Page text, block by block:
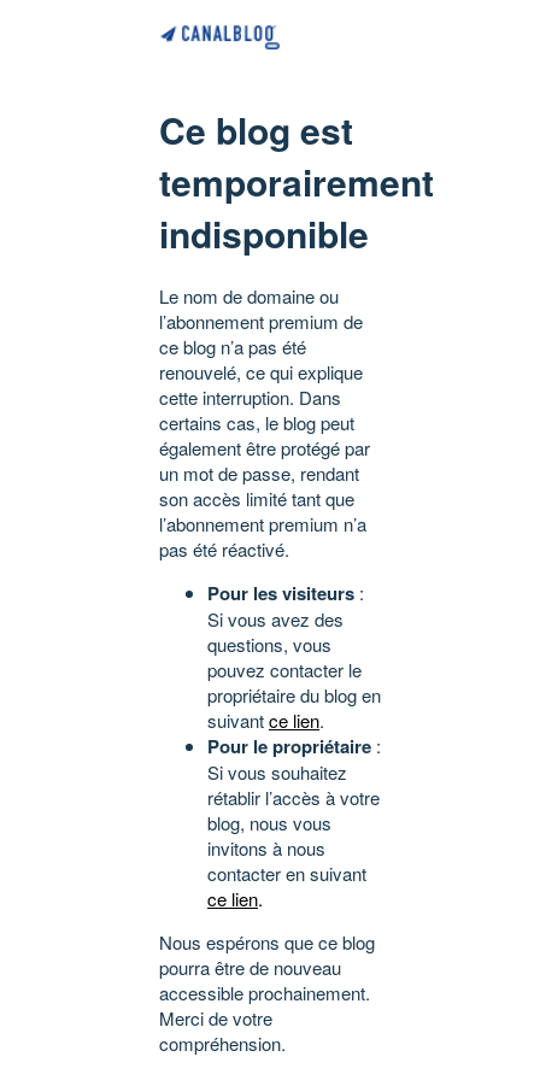
Ce blog est
temporairement
indisponible
Le nom de domaine ou
l’abonnement premium de
ce blog n’a pas été
renouvelé, ce qui explique
cette interruption. Dans
certains cas, le blog peut
également être protégé par
un mot de passe, rendant
son accès limité tant que
l’abonnement premium n’a
pas été réactivé.
Pour les visiteurs :
Si vous avez des
questions, vous
pouvez contacter le
propriétaire du blog en
suivantce lien.
Pour le propriétaire :
Si vous souhaitez
rétablir l’accès à votre
blog, nous vous
invitons à nous
contacter en suivant
ce lien.
Nous espérons que ce blog
pourra être de nouveau
accessible prochainement.
Merci de votre
compréhension.